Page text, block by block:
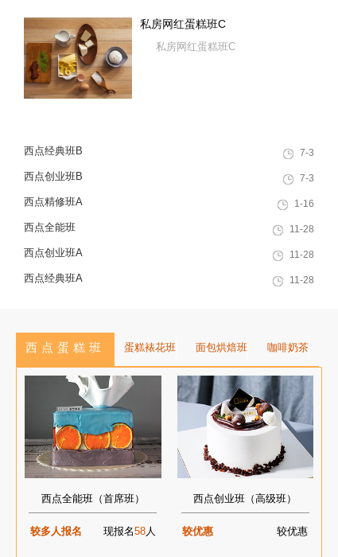
私房网红蛋糕班C
私房网红蛋糕班C
西点经典班B 7-3
西点创业班B 7-3
西点精修班A 1-16
西点全能班 11-28
西点创业班A 11-28
西点经典班A 11-28
西点蛋糕班 蛋糕裱花班 面包烘焙班 咖啡奶茶
西点全能班（首席班）
较多人报名 现报名58人
西点创业班（高级班）
较优惠 较优惠